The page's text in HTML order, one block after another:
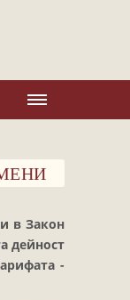
в Закон
дейност
-